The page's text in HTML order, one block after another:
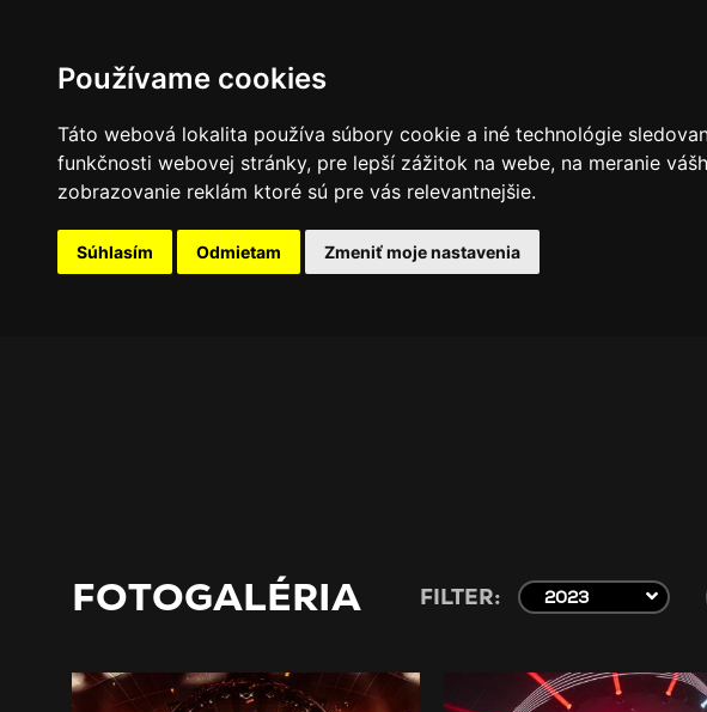
Používame cookies
Táto webová lokalita používa súbory cookie a iné technológie
funkčnosti webovej stránky, pre lepší zážitok na webe, na meranie
zobrazovanie reklám ktoré sú pre vás relevantnejšie.
Súhlasím Odmietam Zmeniť moje nastavenia
FOTOGALÉRIA FILTER: 2023